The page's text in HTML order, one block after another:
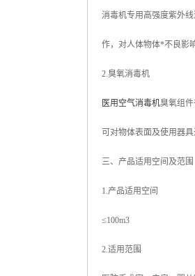
消毒机专用高强度紫外
作，对人体物体*不良影
2.臭氧消毒机
医用空气消毒机臭氧组
可对物体表面及使用器
三、产品适用空间及范围
1.产品适用空间
≤100m3
2.适用范围